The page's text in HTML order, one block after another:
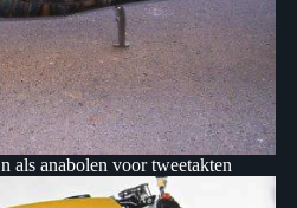
als anabolen voor tweetakten